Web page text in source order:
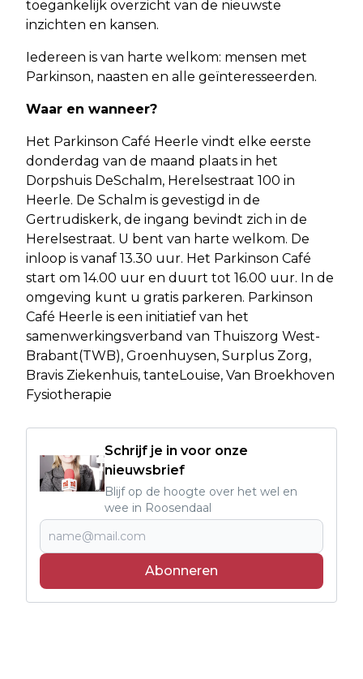
toegankelijk overzicht van de nieuwste
inzichten en kansen.
Iedereen is van harte welkom: mensen met
Parkinson, naasten en alle geïnteresseerden.
Waar en wanneer?
Het Parkinson Café Heerle vindt elke eerste
donderdag van de maand plaats in het
Dorpshuis DeSchalm, Herelsestraat 100 in
Heerle. De Schalm is gevestigd in de
Gertrudiskerk, de ingang bevindt zich in de
Herelsestraat. U bent van harte welkom. De
inloop is vanaf 13.30 uur. Het Parkinson Café
start om 14.00 uur en duurt tot 16.00 uur. In de
omgeving kunt u gratis parkeren. Parkinson
Café Heerle is een initiatief van het
samenwerkingsverband van Thuiszorg West-
Brabant(TWB), Groenhuysen, Surplus Zorg,
Bravis Ziekenhuis, tanteLouise, Van Broekhoven
Fysiotherapie
Schrijf je in voor onze
nieuwsbrief
Blijf op de hoogte over het wel en
wee in Roosendaal
Abonneren